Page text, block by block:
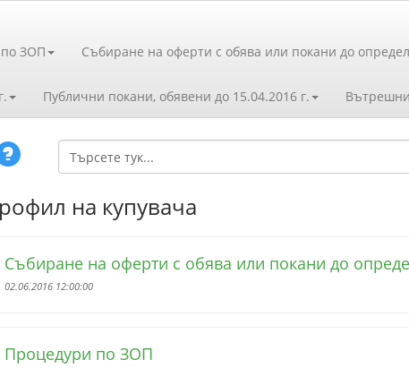
ЗОП Събиране на оферти с обява или покани до
Публични покани, обявени до 15.04.2016 г.
на купувача
Събиране на оферти с обява или покани до
02.06.2016 12:00:00
Процедури по ЗОП